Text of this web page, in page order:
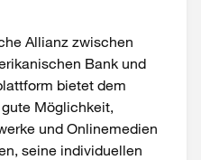
Allianz zwischen
Bank und
bietet dem
Möglichkeit,
und Onlinemedien
seine individuellen